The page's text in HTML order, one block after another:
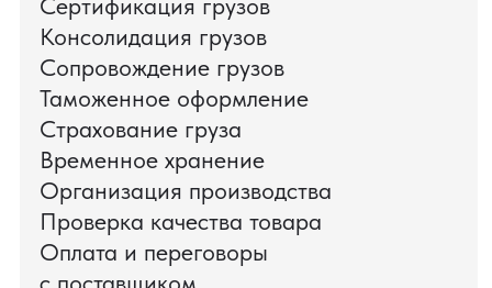
ПАО «Ростелеком» доверяет нам полный
цикл международных поставок — от
поиска и проверки поставщиков до
доставки оборудования.
Мы обеспечили полный цикл работ:
проверку продукции, логистику,
таможенное оформление и контроль
сроков. В результате все товары были
доставлены точно в срок и без
дополнительных рисков.
PRO TORG — проверенный партнёр по
международной логистике для ведущих
федеральных компаний.